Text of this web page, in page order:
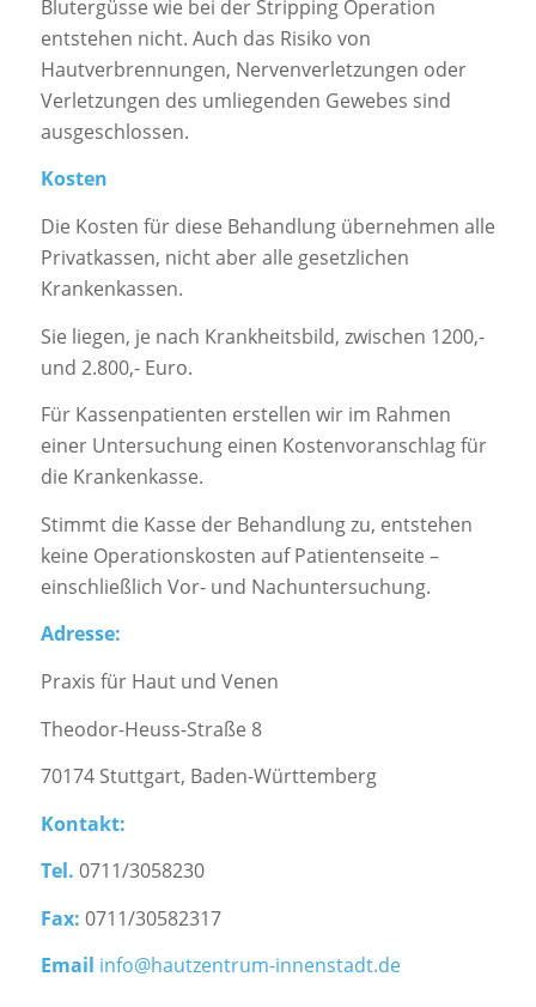
Blutergüsse wie bei der Stripping Operation
entstehen nicht. Auch das Risiko von
Hautverbrennungen, Nervenverletzungen oder
Verletzungen des umliegenden Gewebes sind
ausgeschlossen.
Kosten
Die Kosten für diese Behandlung übernehmen alle
Privatkassen, nicht aber alle gesetzlichen
Krankenkassen.
Sie liegen, je nach Krankheitsbild, zwischen 1200,-
und 2.800,- Euro.
Für Kassenpatienten erstellen wir im Rahmen
einer Untersuchung einen Kostenvoranschlag für
die Krankenkasse.
Stimmt die Kasse der Behandlung zu, entstehen
keine Operationskosten auf Patientenseite –
einschließlich Vor- und Nachuntersuchung.
Adresse:
Praxis für Haut und Venen
Theodor-Heuss-Straße 8
70174 Stuttgart, Baden-Württemberg
Kontakt:
Tel. 0711/3058230
Fax: 0711/30582317
Email info@hautzentrum-innenstadt.de